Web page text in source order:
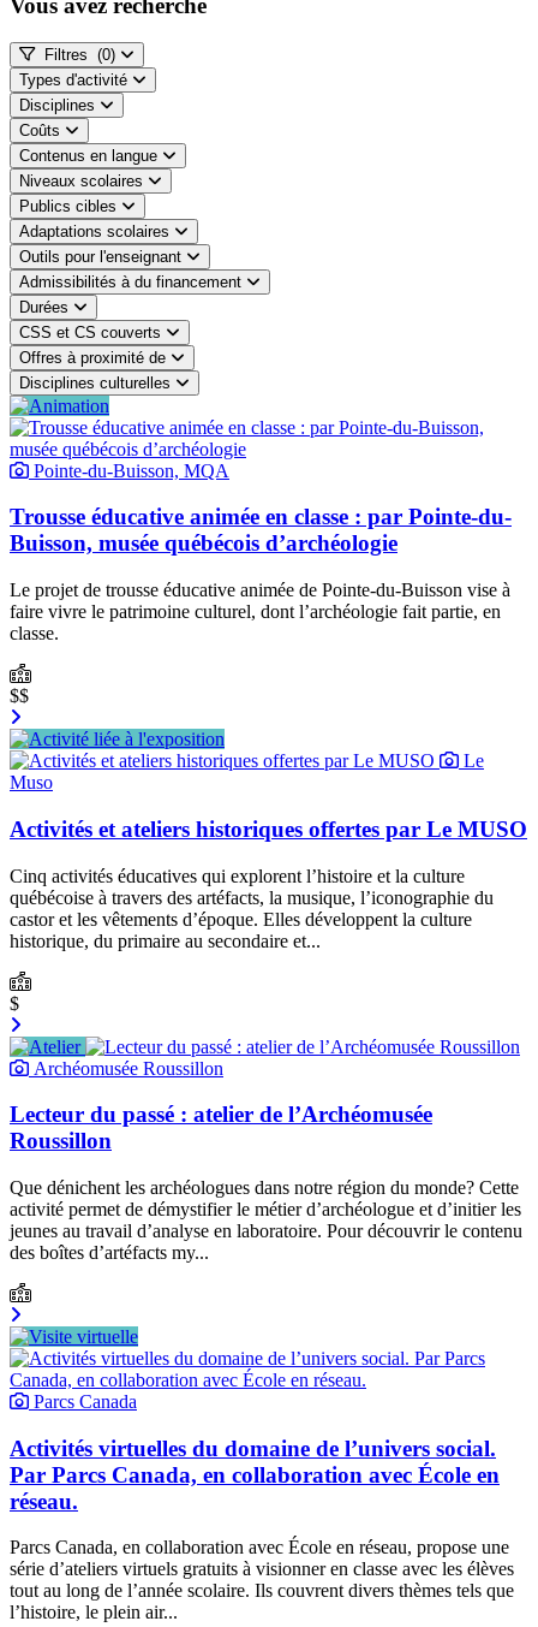
Vous avez recherché
Filtres (0)
Types d'activité
Disciplines
Coûts
Contenus en langue
Niveaux scolaires
Publics cibles
Adaptations scolaires
Outils pour l'enseignant
Admissibilités à du financement
Durées
CSS et CS couverts
Offres à proximité de
Disciplines culturelles
Pointe-du-Buisson, MQA
Trousse éducative animée en classe : par Pointe-du-
Buisson, musée québécois d’archéologie
Le projet de trousse éducative animée de Pointe-du-Buisson vise à
faire vivre le patrimoine culturel, dont l’archéologie fait partie, en
classe.
$$
Le
Muso
Activités et ateliers historiques offertes par Le MUSO
Cinq activités éducatives qui explorent l’histoire et la culture
québécoise à travers des artéfacts, la musique, l’iconographie du
castor et les vêtements d’époque. Elles développent la culture
historique, du primaire au secondaire et...
$
Archéomusée Roussillon
Lecteur du passé : atelier de l’Archéomusée
Roussillon
Que dénichent les archéologues dans notre région du monde? Cette
activité permet de démystifier le métier d’archéologue et d’initier les
jeunes au travail d’analyse en laboratoire. Pour découvrir le contenu
des boîtes d’artéfacts my...
Parcs Canada
Activités virtuelles du domaine de l’univers social.
Par Parcs Canada, en collaboration avec École en
réseau.
Parcs Canada, en collaboration avec École en réseau, propose une
série d’ateliers virtuels gratuits à visionner en classe avec les élèves
tout au long de l’année scolaire. Ils couvrent divers thèmes tels que
l’histoire, le plein air...